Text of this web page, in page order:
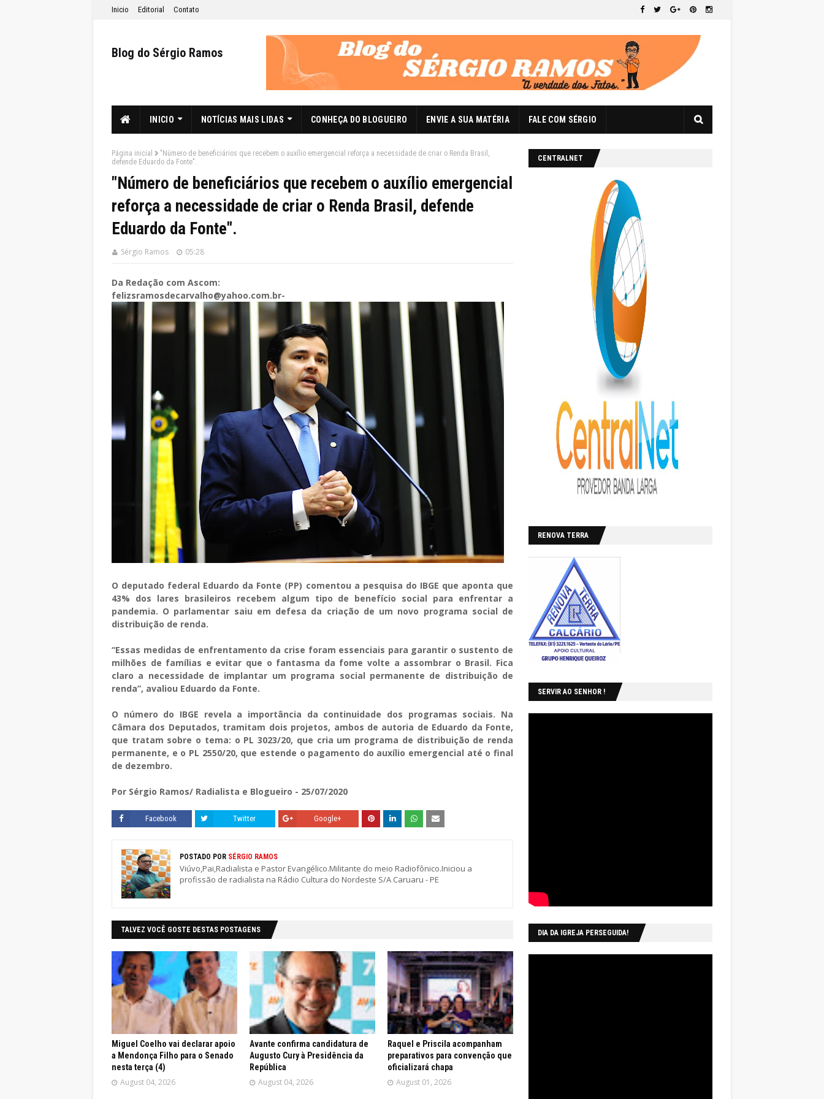
Inicio Editorial Contato
Blog do Sérgio Ramos
INICIO NOTÍCIAS MAIS LIDAS CONHEÇA DO BLOGUEIRO ENVIE A SUA MATÉRIA FALE COM SÉRGIO
Página inicial
"Número de beneficiários que recebem o auxílio emergencial reforça a necessidade de criar o Renda Brasil,
defende Eduardo da Fonte".
"Número de beneficiários que recebem o auxílio emergencial
reforça a necessidade de criar o Renda Brasil, defende
Eduardo da Fonte".
Sérgio Ramos 05:28
Da Redação com Ascom:
felizsramosdecarvalho@yahoo.com.br-
O deputado federal Eduardo da Fonte (PP) comentou a pesquisa do IBGE que aponta que
43% dos lares brasileiros recebem algum tipo de benefício social para enfrentar a
pandemia. O parlamentar saiu em defesa da criação de um novo programa social de
distribuição de renda.
“Essas medidas de enfrentamento da crise foram essenciais para garantir o sustento de
milhões de famílias e evitar que o fantasma da fome volte a assombrar o Brasil. Fica
claro a necessidade de implantar um programa social permanente de distribuição de
renda”, avaliou Eduardo da Fonte.
O número do IBGE revela a importância da continuidade dos programas sociais. Na
Câmara dos Deputados, tramitam dois projetos, ambos de autoria de Eduardo da Fonte,
que tratam sobre o tema: o PL 3023/20, que cria um programa de distribuição de renda
permanente, e o PL 2550/20, que estende o pagamento do auxílio emergencial até o final
de dezembro.
Por Sérgio Ramos/ Radialista e Blogueiro - 25/07/2020
Facebook Twitter Google+
POSTADO POR SÉRGIO RAMOS
Viúvo,Pai,Radialista e Pastor Evangélico.Militante do meio Radiofônico.Iniciou a
profissão de radialista na Rádio Cultura do Nordeste S/A Caruaru - PE
TALVEZ VOCÊ GOSTE DESTAS POSTAGENS
Miguel Coelho vai declarar apoio
a Mendonça Filho para o Senado
nesta terça (4)
August 04, 2026
Avante confirma candidatura de
Augusto Cury à Presidência da
República
August 04, 2026
Raquel e Priscila acompanham
preparativos para convenção que
oficializará chapa
August 01, 2026
CENTRALNET
RENOVA TERRA
SERVIR AO SENHOR !
DIA DA IGREJA PERSEGUIDA!